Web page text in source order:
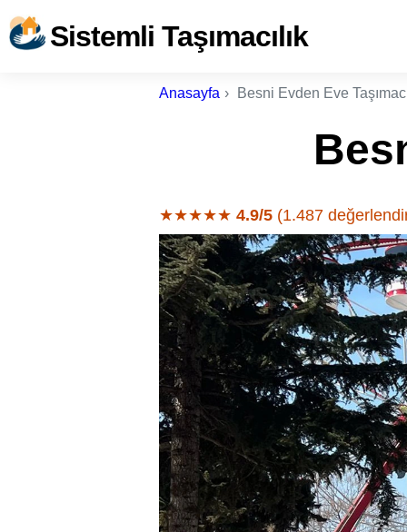
Sistemli Taşımacılık
Anasayfa Besni Evden Eve
★★★★★ 4.9/5 (1.487